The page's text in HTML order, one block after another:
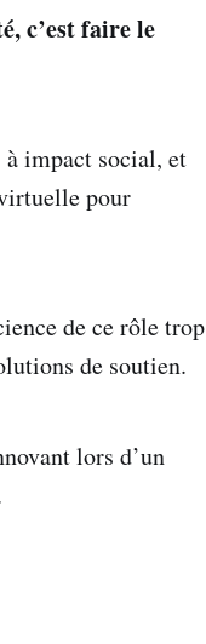
c’est faire le
à impact social, et
pour
de ce rôle trop
de soutien.
lors d’un